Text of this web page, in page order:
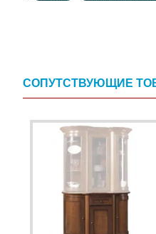
СОПУТСТВУЮЩИЕ